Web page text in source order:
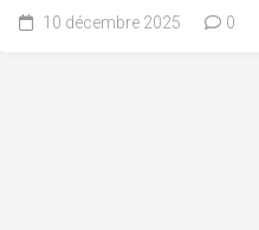
10 décembre 2025 0